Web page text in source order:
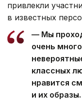
привлекли
в известных
— Мы
очень
классных
нравится
и их